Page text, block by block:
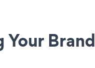
Brand